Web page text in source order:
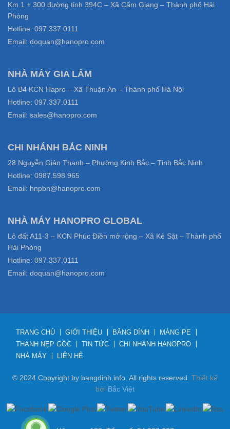
Km 1 + 300 đường tỉnh 394C – Xã Cẩm Giang – Thành phố Hải
Phòng
Hotline: 097.337.0111
Email: doquan@hanopro.com
NHÀ MÁY GIA LÂM
Lô B4 KCN Hapro – Xã Thuận An – Thành phố Hà Nội
Hotline: 097.337.0111
Email: sales@hanopro.com
CHI NHÁNH BẮC NINH
28 Nguyễn Giản Thanh – Phường Kinh Bắc – Tỉnh Bắc Ninh
Hotline: 0987.598.965
Email: hnpbn@hanopro.com
NHÀ MÁY HANOPRO GLOBAL
Lô đất A11-3 – KCN Phúc Điền mở rộng – Xã Kẻ Sặt – Thành phố
Hải Phòng
Hotline: 097.337.0111
Email: doquan@hanopro.com
TRANG CHỦ GIỚI THIỆU BĂNG DÍNH
MÀNG PE
THANH NẸP GÓC
TIN TỨC
CHI NHÁNH HANOPRO
NHÀ MÁY
LIÊN HỆ
© 2024 Copyright by bangdinh.info. All rights reserved. Thiết kế
bởi Bắc Việt